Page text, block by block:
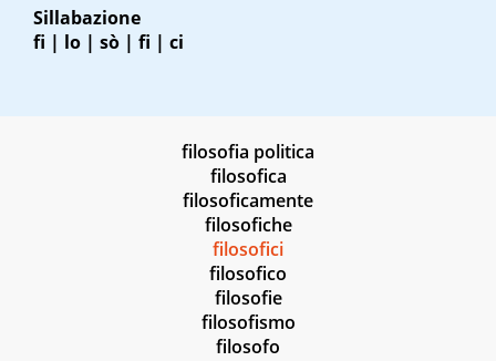
Sillabazione
fi | lo | sò | fi | ci
filosofia politica
filosofica
filosoficamente
filosofiche
filosofici
filosofico
filosofie
filosofismo
filosofo